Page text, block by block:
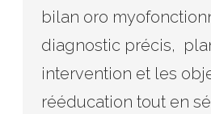
bilan oro
diagnostic précis,
intervention et les
rééducation tout en